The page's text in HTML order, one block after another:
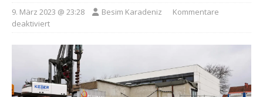
9. März 2023 @ 23:28 Besim Karadeniz
Kommentare
deaktiviert